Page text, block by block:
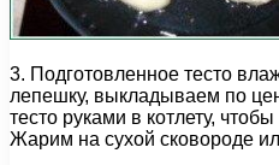
3. Подготовленное тесто
лепешку, выкладываем по
тесто руками в котлету,
Жарим на сухой сковороде